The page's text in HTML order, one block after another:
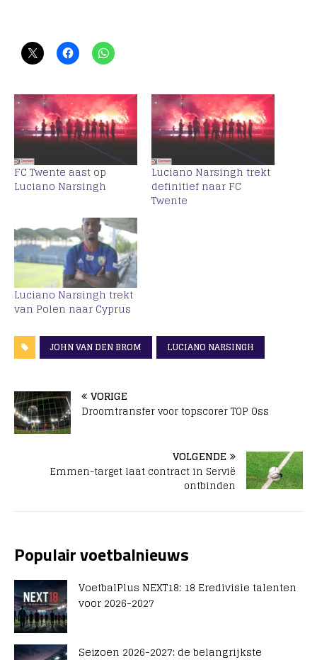
FC Twente aast op
Luciano Narsingh
Luciano Narsingh trekt
definitief naar FC
Twente
Luciano Narsingh trekt
van Polen naar Cyprus
JOHN VAN DEN BROM LUCIANO NARSINGH
VORIGE
Droomtransfer voor topscorer TOP Oss
VOLGENDE
Emmen-target laat contract in Servië
ontbinden
Populair voetbalnieuws
VoetbalPlus NEXT18: 18 Eredivisie talenten
voor 2026-2027
Seizoen 2026-2027: de belangrijkste